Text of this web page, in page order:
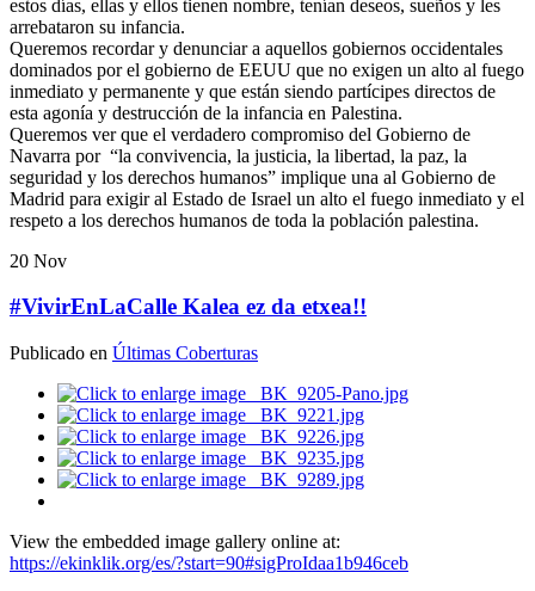
estos días, ellas y ellos tienen nombre, tenían deseos, sueños y les
arrebataron su infancia.
Queremos recordar y denunciar a aquellos gobiernos occidentales
dominados por el gobierno de EEUU que no exigen un alto al fuego
inmediato y permanente y que están siendo partícipes directos de
esta agonía y destrucción de la infancia en Palestina.
Queremos ver que el verdadero compromiso del Gobierno de
Navarra por “la convivencia, la justicia, la libertad, la paz, la
seguridad y los derechos humanos” implique una al Gobierno de
Madrid para exigir al Estado de Israel un alto el fuego inmediato y el
respeto a los derechos humanos de toda la población palestina.
20 Nov
#VivirEnLaCalle Kalea ez da etxea!!
Publicado en Últimas Coberturas
View the embedded image gallery online at:
https://ekinklik.org/es/?start=90#sigProIdaa1b946ceb